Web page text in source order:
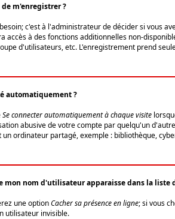
m'enregistrer ?
c'est à l'administrateur de décider si vous
accès à des fonctions additionnelles non-
d'utilisateurs, etc. L'enregistrement prend
automatiquement ?
Se connecter automatiquement à chaque visite
abusive de votre compte par quelqu'un
ordinateur partagé, exemple : bibliothèque,
mon nom d'utilisateur apparaisse dans la liste
une optionCacher sa présence en ligne; si vous
utilisateur invisible.